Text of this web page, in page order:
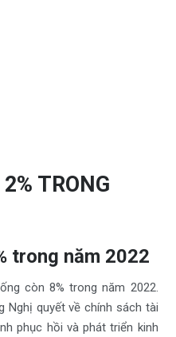
TRONG
trong năm 2022
còn 8% trong năm 2022.
Nghị quyết về chính sách tài
phục hồi và phát triển kinh